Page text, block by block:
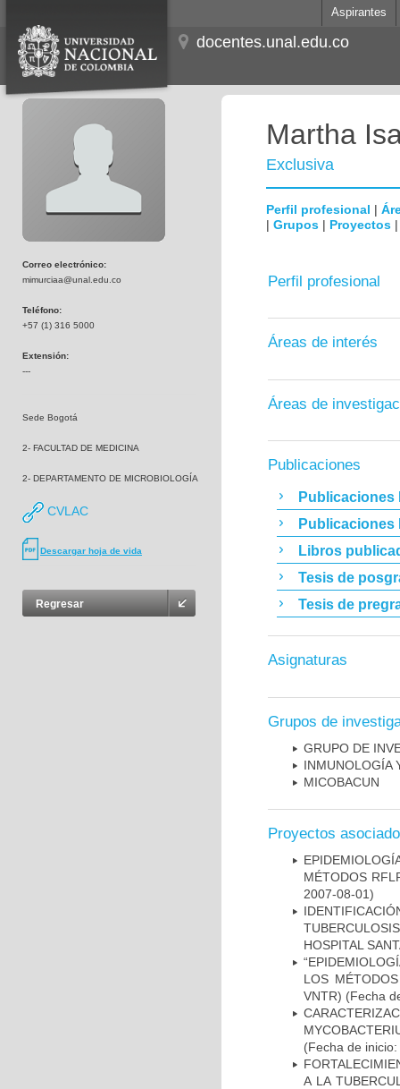
Aspirantes
docentes.unal.edu.co
Correo electrónico:
mimurciaa@unal.edu.co
Teléfono:
+57 (1) 316 5000
Extensión:
---
Sede Bogotá
2- FACULTAD DE MEDICINA
2- DEPARTAMENTO DE MICROBIOLOGÍA
CVLAC
Descargar hoja de vida
Regresar
Martha
Exclusiva
Perfil profesional |
| Grupos | Proyectos
Perfil profesional
Áreas de interés
Áreas de
Publicaciones
Publicaciones
Publicaciones
Libros
Tesis de
Tesis de
Asignaturas
Grupos de
GRUPO DE
INMUNOLOGÍA
MICOBAC­UN
Proyectos
MÉTODOS
2007-08-01)
HOSPITAL
LOS
VNTR) (Fecha
(Fecha de
A LA